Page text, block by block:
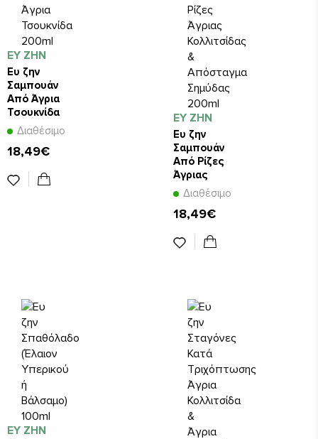
ΕΥ ΖΗΝ
Ευ ζην
Σαμπουάν
Από Άγρια
Τσουκνίδα
200ml
Διαθέσιμο
18,49€
ΕΥ ΖΗΝ
Ευ ζην
Σαμπουάν
Από Ρίζες
Άγριας
Κολλιτσίδας
Απόσταγμα
200ml
Διαθέσιμο
18,49€
ΕΥ ΖΗΝ